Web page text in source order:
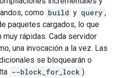
como build y query ,
paquetes cargados, lo que
rápidas. Cada servidor
una invocación a la vez. Las
se bloquearán o
--block_for_lock ).